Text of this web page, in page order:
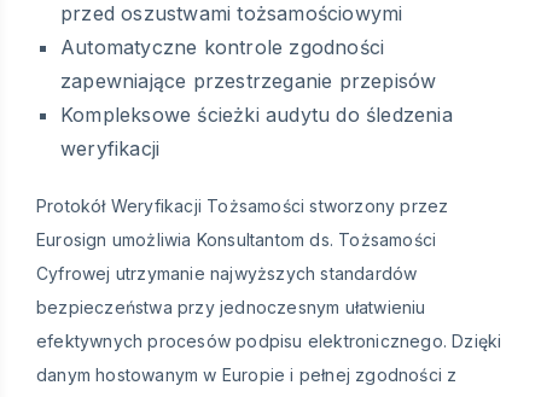
przed oszustwami tożsamościowymi
Automatyczne kontrole zgodności
zapewniające przestrzeganie przepisów
Kompleksowe ścieżki audytu do śledzenia
weryfikacji
Protokół Weryfikacji Tożsamości stworzony przez
Eurosign umożliwia Konsultantom ds. Tożsamości
Cyfrowej utrzymanie najwyższych standardów
bezpieczeństwa przy jednoczesnym ułatwieniu
efektywnych procesów podpisu elektronicznego. Dzięki
danym hostowanym w Europie i pełnej zgodności z